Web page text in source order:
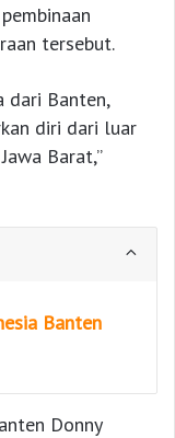
tersebut.
dari Banten,
diri dari luar
Barat,”
Banten
Donny